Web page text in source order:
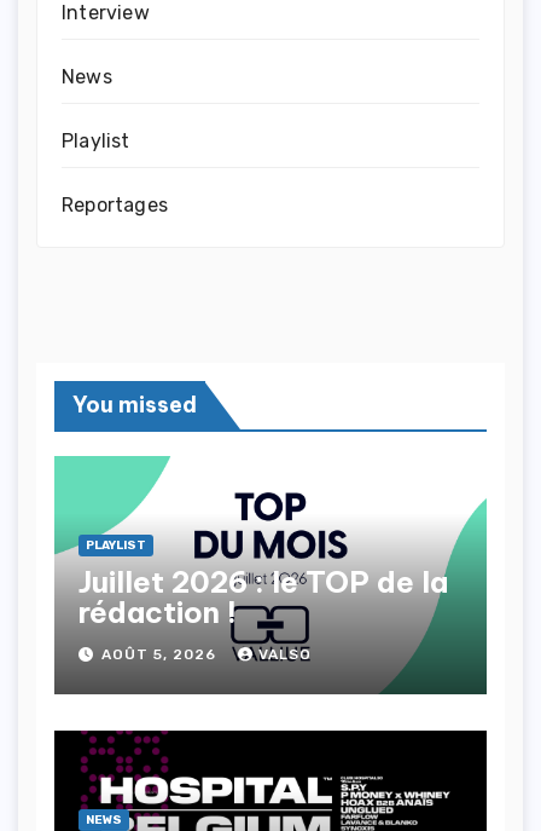
Interview
News
Playlist
Reportages
You missed
PLAYLIST
Juillet 2026 : le TOP de la
rédaction !
AOÛT 5, 2026 VALSO
NEWS